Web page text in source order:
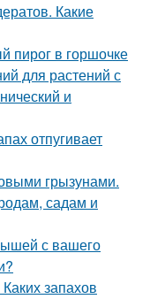
Какие
пирог в горшочке
для растений с
и
отпугивает
грызунами.
садам и
с вашего
запахов